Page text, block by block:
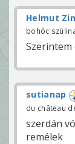
Helmut
bohóc
Szerintem
sutianap
du château
szerdán
remélek